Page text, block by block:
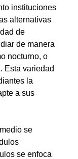
instituciones
alternativas
de
de manera
nocturno, o
Esta variedad
la
a sus
se
se enfoca